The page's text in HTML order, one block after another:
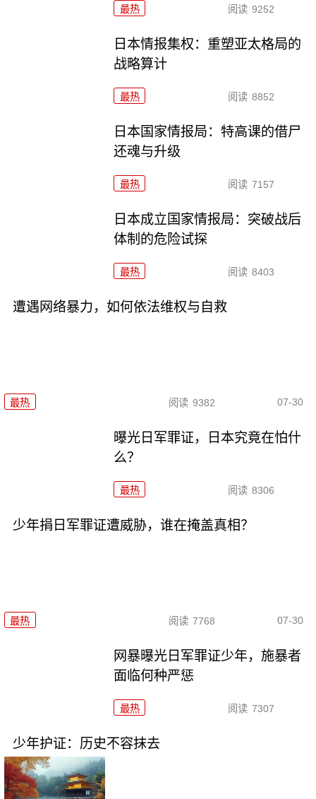
最热 阅读 9252
日本情报集权：重塑亚太格局的
战略算计
最热 阅读 8852
日本国家情报局：特高课的借尸
还魂与升级
最热 阅读 7157
日本成立国家情报局：突破战后
体制的危险试探
最热 阅读 8403
遭遇网络暴力，如何依法维权与自救
最热 阅读 9382 07-30
曝光日军罪证，日本究竟在怕什
么？
最热 阅读 8306
少年捐日军罪证遭威胁，谁在掩盖真相？
最热 阅读 7768 07-30
网暴曝光日军罪证少年，施暴者
面临何种严惩
最热 阅读 7307
少年护证：历史不容抹去